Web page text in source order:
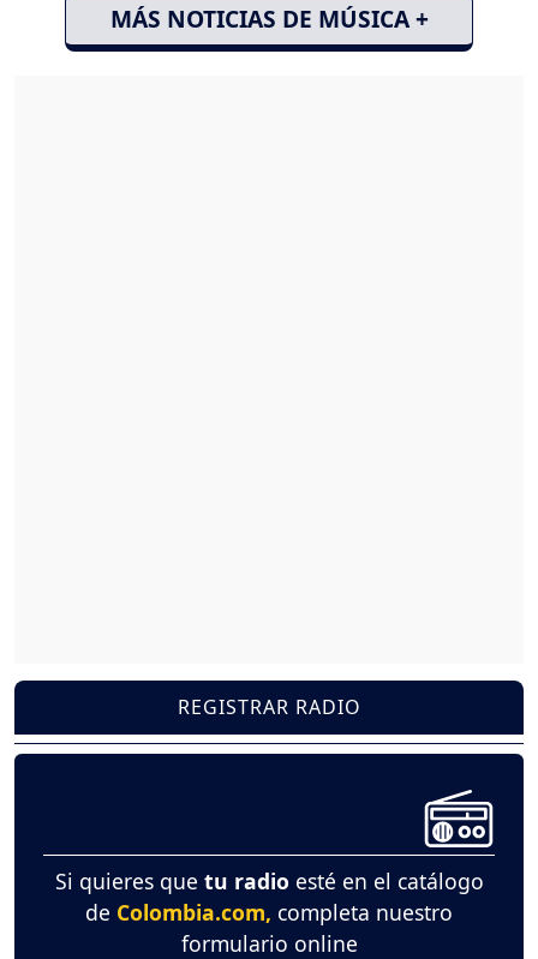
MÁS NOTICIAS DE MÚSICA +
REGISTRAR RADIO
Si quieres que tu radio esté en el catálogo
de Colombia.com, completa nuestro
formulario online